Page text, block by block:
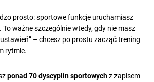
prosto: sportowe funkcje uruchamiasz
To ważne szczególnie wtedy, gdy nie masz
– chcesz po prostu zacząć trening
rytmie.
ponad 70 dyscyplin sportowychz zapisem